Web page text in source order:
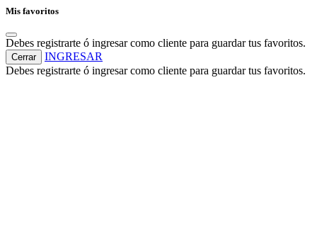
Mis favoritos
Debes registrarte ó ingresar como cliente para guardar tus favoritos.
Cerrar
INGRESAR
Debes registrarte ó ingresar como cliente para guardar tus favoritos.